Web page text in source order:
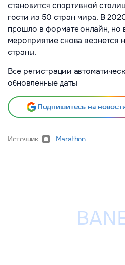
становится спортивной
гости из 50 стран мира. В
прошло в формате онлайн, но
мероприятие снова вернется
страны.
Все регистрации
обновленные даты.
Подпишитесь на
Источник Marathon